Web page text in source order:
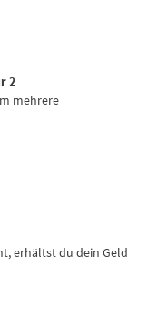
2
mehrere
erhältst du dein Geld